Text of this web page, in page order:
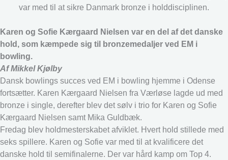
var med til at sikre Danmark bronze i holddisciplinen.
Karen og Sofie Kærgaard Nielsen var en del af det danske
hold, som kæmpede sig til bronzemedaljer ved EM i
bowling.
Af Mikkel Kjølby
Dansk bowlings succes ved EM i bowling hjemme i Odense
fortsætter. Karen Kærgaard Nielsen fra Værløse lagde ud med
bronze i single, derefter blev det sølv i trio for Karen og Sofie
Kærgaard Nielsen samt Mika Guldbæk.
Fredag blev holdmesterskabet afviklet. Hvert hold stillede med
seks spillere. Karen og Sofie var med til at kvalificere det
danske hold til semifinalerne. Der var hård kamp om Top 4.